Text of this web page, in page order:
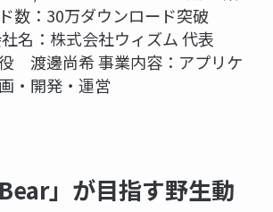
数：30万ダウンロード突破
名：株式会社ウィズム 代表
渡邊尚希 事業内容：アプリケ
・開発・運営
」が目指す野生動